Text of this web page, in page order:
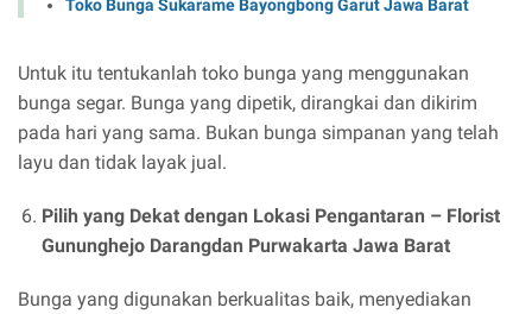
Toko Bunga Sukarame Bayongbong Garut Jawa Barat
Untuk itu tentukanlah toko bunga yang menggunakan
bunga segar. Bunga yang dipetik, dirangkai dan dikirim
pada hari yang sama. Bukan bunga simpanan yang telah
layu dan tidak layak jual.
Pilih yang Dekat dengan Lokasi Pengantaran – Florist
Gununghejo Darangdan Purwakarta Jawa Barat
Bunga yang digunakan berkualitas baik, menyediakan